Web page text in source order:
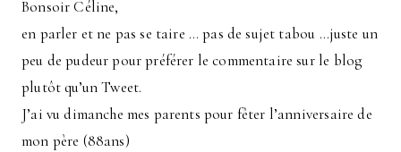
Bonsoir Céline,
en parler et ne pas se taire … pas de sujet tabou …juste un
peu de pudeur pour préférer le commentaire sur le blog
plutôt qu’un Tweet.
J’ai vu dimanche mes parents pour fêter l’anniversaire de
mon père (88ans)